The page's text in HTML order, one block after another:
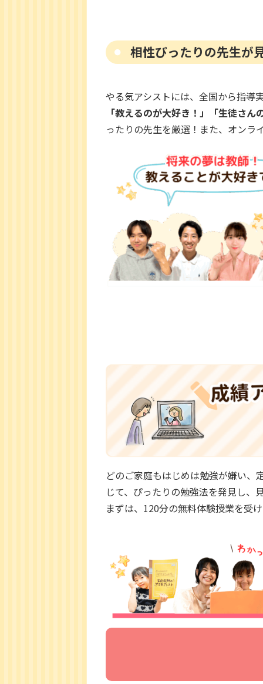
相性ぴったりの先生が
やる気アシストには、全国から指導
「教えるのが大好き！」「生徒さ
ったりの先生を厳選！また、オンラ
どのご家庭もはじめは勉強が嫌い
じて、ぴったりの勉強法を発見し、
まずは、120分の無料体験授業を受